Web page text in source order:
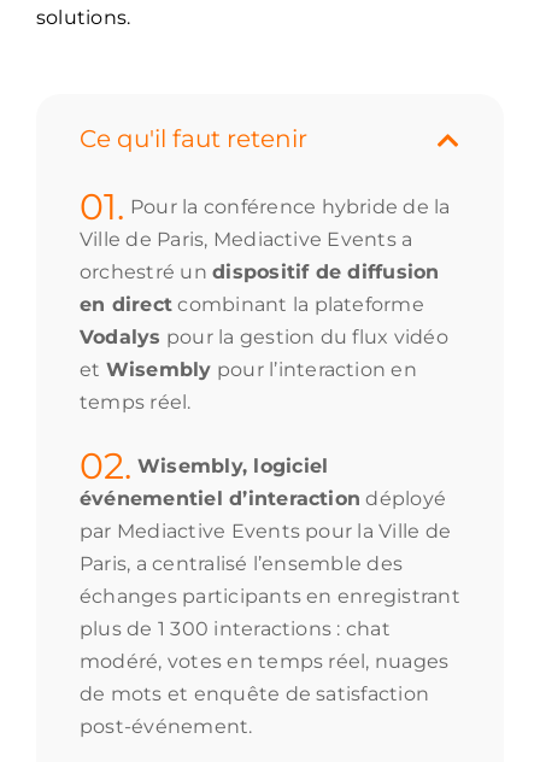
solutions.
Ce qu'il faut retenir
01. Pour la conférence hybride de la
Ville de Paris, Mediactive Events a
orchestré undispositif de diffusion
en direct combinant la plateforme
Vodalys pour la gestion du flux vidéo
et Wisembly pour l’interaction en
temps réel.
02. Wisembly, logiciel
événementiel d’interaction déployé
par Mediactive Events pour la Ville de
Paris, a centralisé l’ensemble des
échanges participants en enregistrant
plus de 1 300 interactions : chat
modéré, votes en temps réel, nuages
de mots et enquête de satisfaction
post-événement.